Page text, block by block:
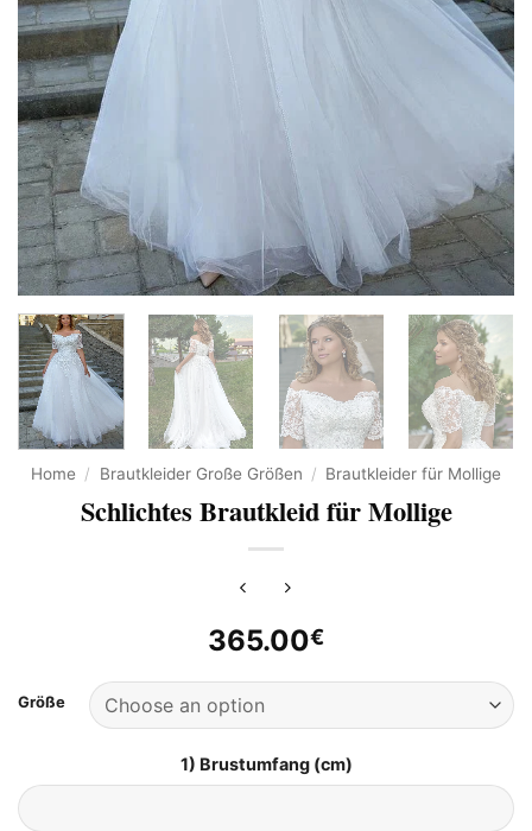
Home / Brautkleider Große Größen / Brautkleider für Mollige
Schlichtes Brautkleid für Mollige
365.00€
Größe
1) Brustumfang (cm)